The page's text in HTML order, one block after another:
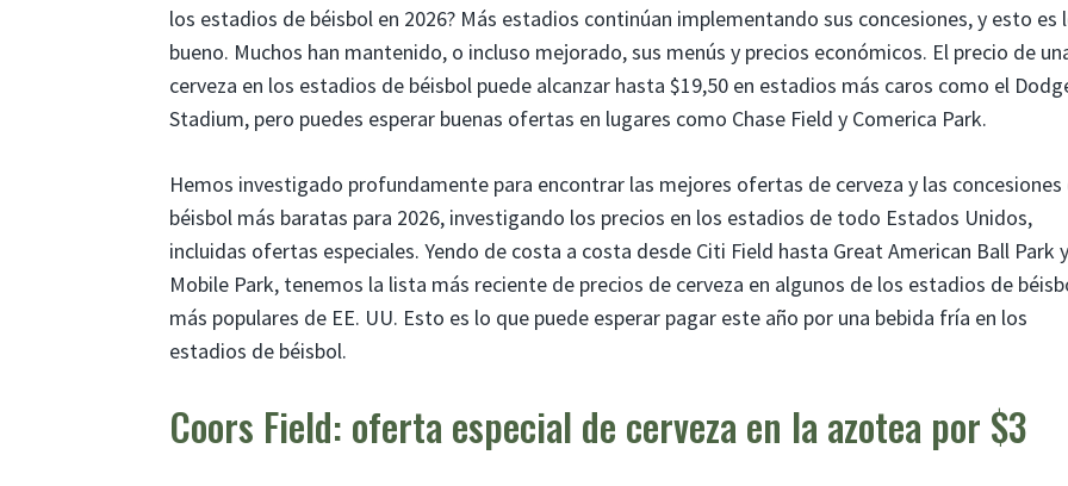
los estadios de béisbol en 2026? Más estadios continúan implementando sus concesiones, y esto es
bueno. Muchos han mantenido, o incluso mejorado, sus menús y precios económicos. El precio de
cerveza en los estadios de béisbol puede alcanzar hasta $19,50 en estadios más caros como el
Stadium, pero puedes esperar buenas ofertas en lugares como Chase Field y Comerica Park.
Hemos investigado profundamente para encontrar las mejores ofertas de cerveza y las concesiones
béisbol más baratas para 2026, investigando los precios en los estadios de todo Estados Unidos,
incluidas ofertas especiales. Yendo de costa a costa desde Citi Field hasta Great American Ball Park
Mobile Park, tenemos la lista más reciente de precios de cerveza en algunos de los estadios de
más populares de EE. UU. Esto es lo que puede esperar pagar este año por una bebida fría en los
estadios de béisbol.
Coors Field: oferta especial de cerveza en la azotea por $3